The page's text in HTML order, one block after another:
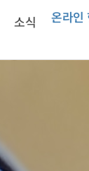
소식 온라인